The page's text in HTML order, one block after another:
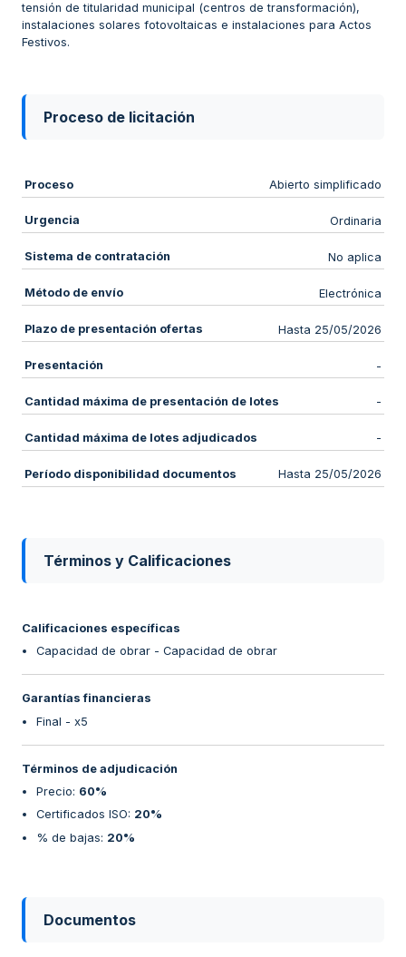
tensión de titularidad municipal (centros de transformación),
instalaciones solares fotovoltaicas e instalaciones para Actos
Festivos.
Proceso de licitación
Proceso Abierto simplificado
Urgencia Ordinaria
Sistema de contratación No aplica
Método de envío Electrónica
Plazo de presentación ofertas Hasta 25/05/2026
Presentación -
Cantidad máxima de presentación de lotes -
Cantidad máxima de lotes adjudicados -
Período disponibilidad documentos Hasta 25/05/2026
Términos y Calificaciones
Calificaciones específicas
Capacidad de obrar - Capacidad de obrar
Garantías financieras
Final - x5
Términos de adjudicación
Precio: 60%
Certificados ISO: 20%
% de bajas: 20%
Documentos